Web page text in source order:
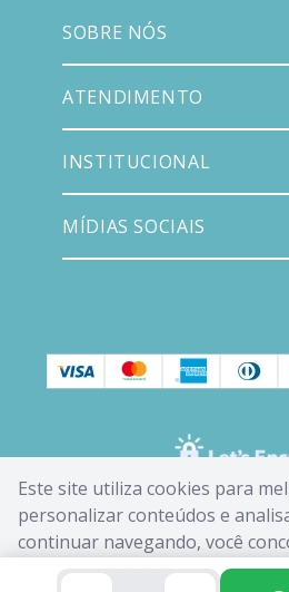
Este site utiliza cookies para
personalizar conteúdos e
continuar navegando, você
cookies. Saiba mais em nossa
SOBRE NÓS
ATENDIMENTO
INSTITUCIONAL
MÍDIAS SOCIAIS